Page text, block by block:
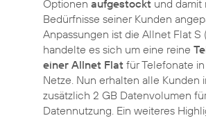
Optionen aufgestockt und damit
Bedürfnisse seiner Kunden
Anpassungen ist die Allnet Flat S
handelte es sich um eine reine
einer Allnet Flat für Telefonate
Netze. Nun erhalten alle Kunden
zusätzlich 2 GB Datenvolumen
Datennutzung. Ein weiteres